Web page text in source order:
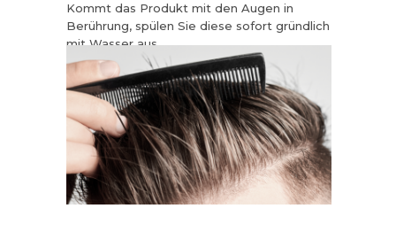
Kommt das Produkt mit den Augen in
Berührung, spülen Sie diese sofort gründlich
mit Wasser aus.
Außerhalb der Reichweite von Kindern
aufbewahren.